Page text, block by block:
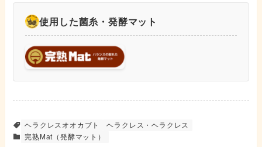
使用した菌糸・発酵マット
ヘラクレスオオカブト
ヘラクレス・ヘラクレス
完熟Mat（発酵マット）